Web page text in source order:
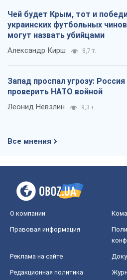
Чей будет Крым, тот и
украинских футбольных
могут назвать убийцами
Александр Кирш 8,7 т.
Запад проспал угрозу:
проверить НАТО войной
Леонид Невзлин 9,3 т.
Все мнения
О компании
Правовая информация
Реклама на сайте
Редакционная политика